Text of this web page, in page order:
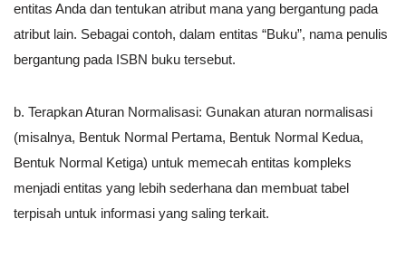
entitas Anda dan tentukan atribut mana yang bergantung pada
atribut lain. Sebagai contoh, dalam entitas “Buku”, nama penulis
bergantung pada ISBN buku tersebut.
b. Terapkan Aturan Normalisasi: Gunakan aturan normalisasi
(misalnya, Bentuk Normal Pertama, Bentuk Normal Kedua,
Bentuk Normal Ketiga) untuk memecah entitas kompleks
menjadi entitas yang lebih sederhana dan membuat tabel
terpisah untuk informasi yang saling terkait.